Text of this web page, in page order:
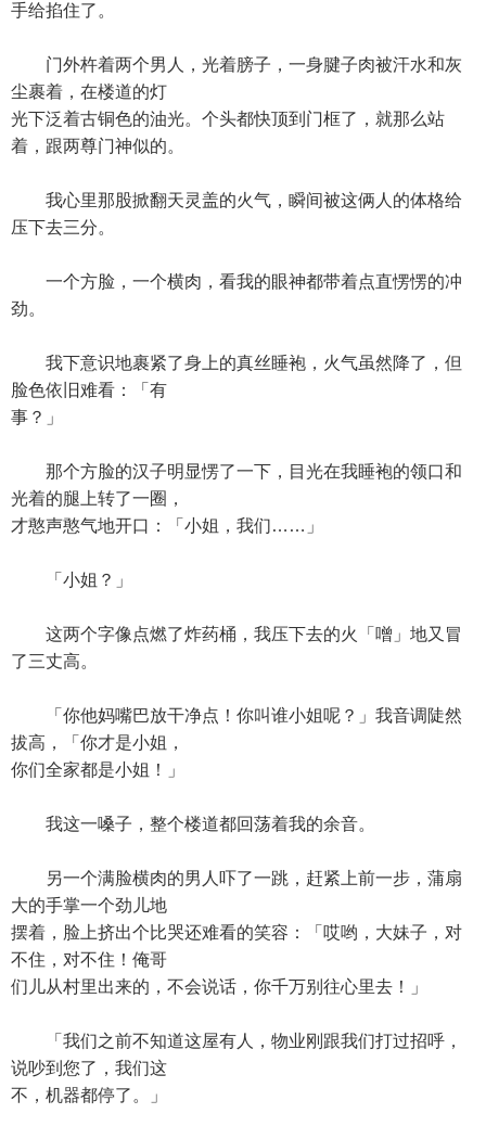
手给掐住了。
门外杵着两个男人，光着膀子，一身腱子肉被汗水和灰
尘裹着，在楼道的灯
光下泛着古铜色的油光。个头都快顶到门框了，就那么站
着，跟两尊门神似的。
我心里那股掀翻天灵盖的火气，瞬间被这俩人的体格给
压下去三分。
一个方脸，一个横肉，看我的眼神都带着点直愣愣的冲
劲。
我下意识地裹紧了身上的真丝睡袍，火气虽然降了，但
脸色依旧难看：「有
事？」
那个方脸的汉子明显愣了一下，目光在我睡袍的领口和
光着的腿上转了一圈，
才憨声憨气地开口：「小姐，我们……」
「小姐？」
这两个字像点燃了炸药桶，我压下去的火「噌」地又冒
了三丈高。
「你他妈嘴巴放干净点！你叫谁小姐呢？」我音调陡然
拔高，「你才是小姐，
你们全家都是小姐！」
我这一嗓子，整个楼道都回荡着我的余音。
另一个满脸横肉的男人吓了一跳，赶紧上前一步，蒲扇
大的手掌一个劲儿地
摆着，脸上挤出个比哭还难看的笑容：「哎哟，大妹子，对
不住，对不住！俺哥
们儿从村里出来的，不会说话，你千万别往心里去！」
「我们之前不知道这屋有人，物业刚跟我们打过招呼，
说吵到您了，我们这
不，机器都停了。」